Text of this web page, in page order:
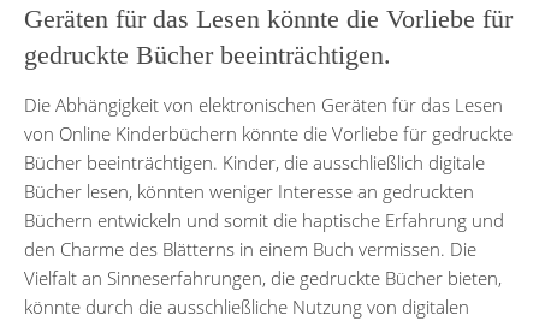
Geräten für das Lesen könnte die Vorliebe für
gedruckte Bücher beeinträchtigen.
Die Abhängigkeit von elektronischen Geräten für das Lesen
von Online Kinderbüchern könnte die Vorliebe für gedruckte
Bücher beeinträchtigen. Kinder, die ausschließlich digitale
Bücher lesen, könnten weniger Interesse an gedruckten
Büchern entwickeln und somit die haptische Erfahrung und
den Charme des Blätterns in einem Buch vermissen. Die
Vielfalt an Sinneserfahrungen, die gedruckte Bücher bieten,
könnte durch die ausschließliche Nutzung von digitalen